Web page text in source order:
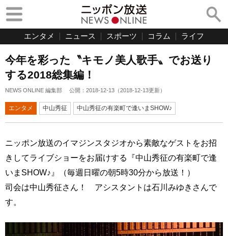
エンタメ ニュース スポーツ コラム ライフ
今年を彩った〝キモノ美人歌手〟でお送り
する2018総集編！
NEWS ONLINE 編集部 公開： 2018-12-13 （2018-12-13更新）
エンタメ 中山秀征 中山秀征の有楽町で逢いまSHOW♪
ニッポン放送のイマジンスタジオから素敵なゲストをお招
きしてライブショーをお届けする『中山秀征の有楽町で逢
いまSHOW♪』（毎週日曜の朝5時30分から放送！）
司会は中山秀征さん！ アシスタントは石川みゆきさんで
す。